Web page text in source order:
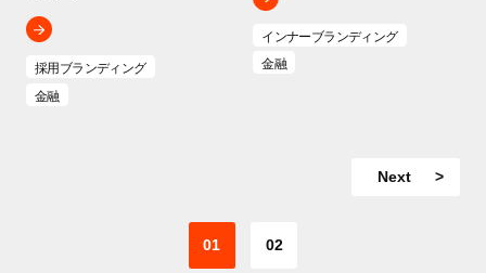
採用ブランディング
金融
インナーブランディング
金融
01 02
Next